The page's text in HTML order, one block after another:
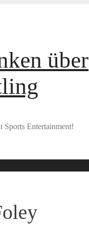
über
Sports Entertainment!